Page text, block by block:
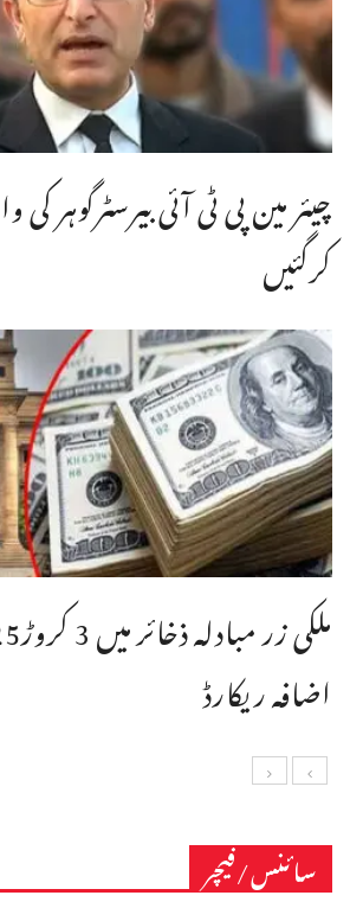
چیئر مین پی ٹی آئی بیرسٹرگوہر کی
کرگئیں
اضافہ ریکارڈ
سائنس/فیچر